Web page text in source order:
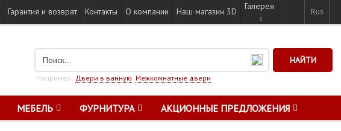
Гарантия и возврат Контакты О компании Наш магазин 3D Галерея
Rus
НАЙТИ
Например: Двери в ванную Межкомнатные двери
МЕБЕЛЬ ФУРНИТУРА АКЦИОННЫЕ ПРЕДЛОЖЕНИЯ